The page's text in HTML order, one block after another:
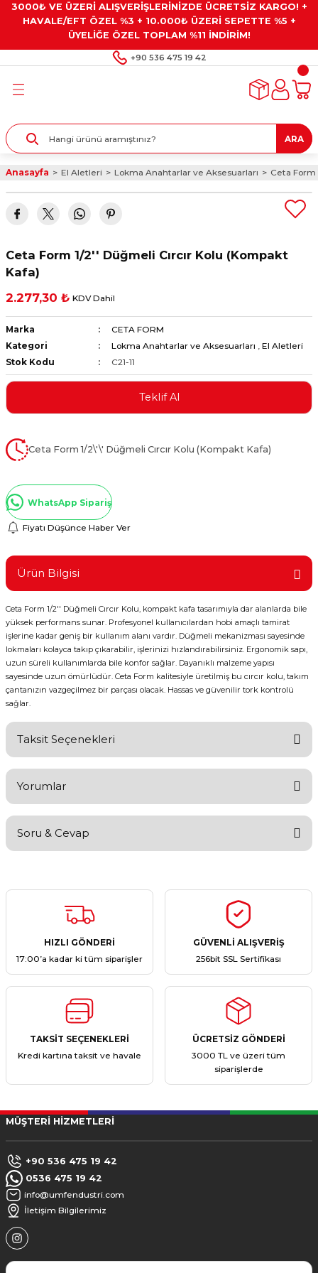
3000₺ VE ÜZERİ ALIŞVERİŞLERİNİZDE ÜCRETSİZ KARGO! +
HAVALE/EFT ÖZEL %3 + 10.000₺ ÜZERİ SEPETTE %5 +
ÜYELİĞE ÖZEL TOPLAM %11 İNDİRİM!
+90 536 475 19 42
Geri Dön
Kaplamalar
Geri Dön
Geri Dön
Gresler
Geri Dön
Alet Setleri
ve Multimetreler
ve Penseler
Geri Dön
Taşları ve
ARA
Anasayfa El Aletleri Lokma Anahtarlar ve Aksesuarları Ceta Form
Ceta Form 1/2'' Düğmeli Cırcır Kolu (Kompakt
Kafa)
2.277,30 ₺ KDV Dahil
Marka
CETA FORM
Kategori
Lokma Anahtarlar ve Aksesuarları , El Aletleri
Stok Kodu
C21-11
Teklif Al
Ceta Form 1/2\'\' Düğmeli Cırcır Kolu (Kompakt Kafa)
WhatsApp Sipariş
Fiyatı Düşünce Haber Ver
Ürün Bilgisi
Ceta Form 1/2'' Düğmeli Cırcır Kolu, kompakt kafa tasarımıyla dar alanlarda bile
yüksek performans sunar. Profesyonel kullanıcılardan hobi amaçlı tamirat
işlerine kadar geniş bir kullanım alanı vardır. Düğmeli mekanizması sayesinde
lokmaları kolayca takıp çıkarabilir, işlerinizi hızlandırabilirsiniz. Ergonomik sapı,
uzun süreli kullanımlarda bile konfor sağlar. Dayanıklı malzeme yapısı
sayesinde uzun ömürlüdür. Ceta Form kalitesiyle üretilmiş bu cırcır kolu, takım
çantanızın vazgeçilmez bir parçası olacak. Hassas ve güvenilir tork kontrolü
sağlar.
Taksit Seçenekleri
Yorumlar
Yorum Yaz
Soru & Cevap
Ürün hakkında henüz soru sorulmamış.
HIZLI GÖNDERİ
17:00’a kadar ki tüm siparişler
GÜVENLİ ALIŞVERİŞ
256bit SSL Sertifikası
TAKSİT SEÇENEKLERİ
Kredi kartına taksit ve havale
ÜCRETSİZ GÖNDERİ
3000 TL ve üzeri tüm
siparişlerde
MÜŞTERİ HİZMETLERİ
+90 536 475 19 42
0536 475 19 42
info@umfendustri.com
İletişim Bilgilerimiz